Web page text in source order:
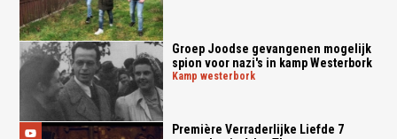
Groep Joodse gevangenen mogelijk
spion voor nazi's in kamp Westerbork
kamp westerbork
Première Verraderlijke Liefde 7